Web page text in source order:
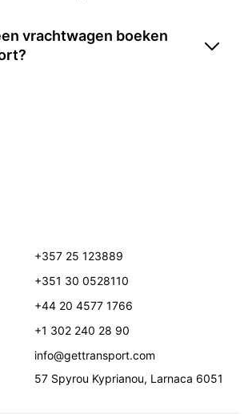
vrachtwagen boeken
+357 25 123889
+351 30 0528110
+44 20 4577 1766
+1 302 240 28 90
info@gettransport.com
57 Spyrou Kyprianou, Larnaca 6051